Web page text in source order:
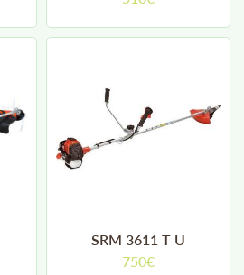
INSCRIPTION
SRM 3611 T U
750€